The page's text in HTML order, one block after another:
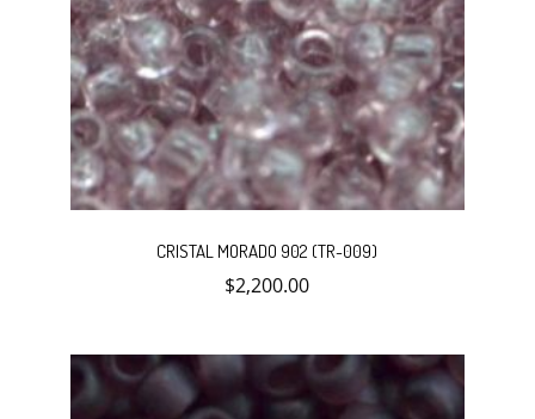
CRISTAL MORADO 902 (TR-009)
$2,200.00